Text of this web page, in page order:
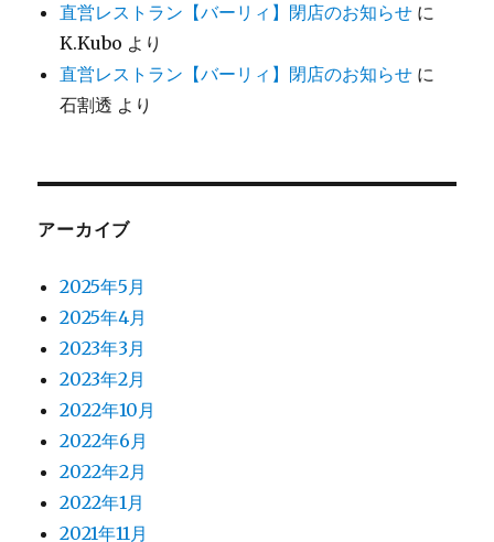
直営レストラン【バーリィ】閉店のお知らせ に
K.Kubo より
直営レストラン【バーリィ】閉店のお知らせ に
石割透 より
アーカイブ
2025年5月
2025年4月
2023年3月
2023年2月
2022年10月
2022年6月
2022年2月
2022年1月
2021年11月